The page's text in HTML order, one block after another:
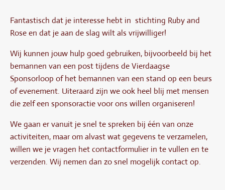
Fantastisch dat je interesse hebt in stichting Ruby and
Rose en dat je aan de slag wilt als vrijwilliger!
Wij kunnen jouw hulp goed gebruiken, bijvoorbeeld bij het
bemannen van een post tijdens de Vierdaagse
Sponsorloop of het bemannen van een stand op een beurs
of evenement. Uiteraard zijn we ook heel blij met mensen
die zelf een sponsoractie voor ons willen organiseren!
We gaan er vanuit je snel te spreken bij één van onze
activiteiten, maar om alvast wat gegevens te verzamelen,
willen we je vragen het contactformulier in te vullen en te
verzenden. Wij nemen dan zo snel mogelijk contact op.